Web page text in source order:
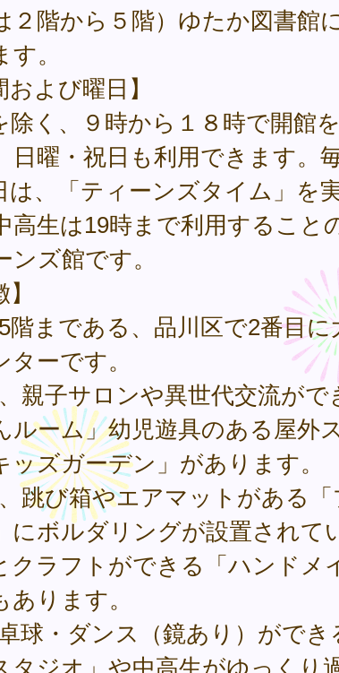
２階から５階）ゆたか図書館
。
および曜日】
除く、９時から１８時で開館
日曜・祝日も利用できます。
は、「ティーンズタイム」を
高生は19時まで利用すること
ンズ館です。
まである、品川区で2番目に
ターです。
親子サロンや異世代交流がで
ルーム」幼児遊具のある屋外
ッズガーデン」があります。
跳び箱やエアマットがある「
にボルダリングが設置されて
クラフトができる「ハンドメ
あります。
球・ダンス（鏡あり）ができ